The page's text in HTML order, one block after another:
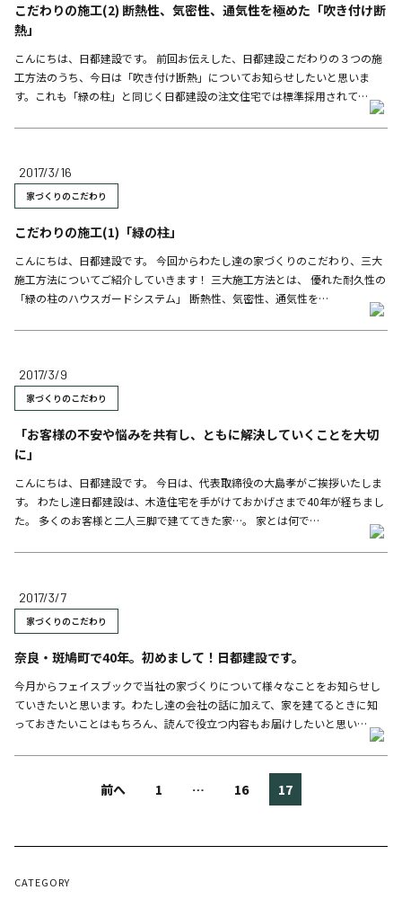
こだわりの施工(2) 断熱性、気密性、通気性を極めた「吹き付け断
熱」
こんにちは、日都建設です。 前回お伝えした、日都建設こだわりの３つの施
工方法のうち、今日は「吹き付け断熱」についてお知らせしたいと思いま
す。これも「緑の柱」と同じく日都建設の注文住宅では標準採用されて…
2017/3/16
家づくりのこだわり
こだわりの施工(1)「緑の柱」
こんにちは、日都建設です。 今回からわたし達の家づくりのこだわり、三大
施工方法についてご紹介していきます！ 三大施工方法とは、 優れた耐久性の
「緑の柱のハウスガードシステム」 断熱性、気密性、通気性を…
2017/3/9
家づくりのこだわり
「お客様の不安や悩みを共有し、ともに解決していくことを大切
に」
こんにちは、日都建設です。 今日は、代表取締役の大島孝がご挨拶いたしま
す。 わたし達日都建設は、木造住宅を手がけておかげさまで40年が経ちまし
た。 多くのお客様と二人三脚で建ててきた家…。 家とは何で…
2017/3/7
家づくりのこだわり
奈良・斑鳩町で40年。初めまして！日都建設です。
今月からフェイスブックで当社の家づくりについて様々なことをお知らせし
ていきたいと思います。わたし達の会社の話に加えて、家を建てるときに知
っておきたいことはもちろん、読んで役立つ内容もお届けしたいと思い…
ペ
前へ 1 … 16 17
CATEGORY